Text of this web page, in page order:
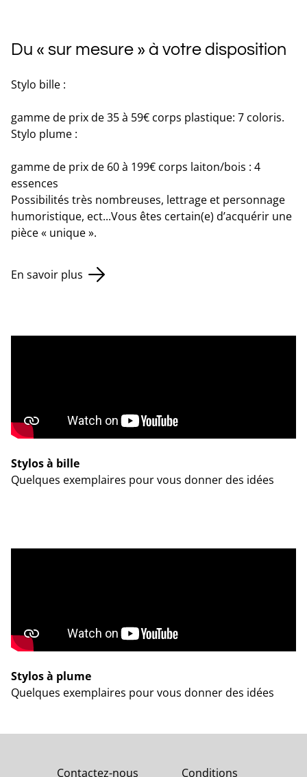
Du « sur mesure » à votre disposition
Stylo bille :
gamme de prix de 35 à 59€ corps plastique: 7 coloris.
Stylo plume :
gamme de prix de 60 à 199€ corps laiton/bois : 4
essences
Possibilités très nombreuses, lettrage et personnage
humoristique, ect...Vous êtes certain(e) d’acquérir une
pièce « unique ».
En savoir plus
Stylos à bille
Quelques exemplaires pour vous donner des idées
Stylos à plume
Quelques exemplaires pour vous donner des idées
Contactez-nous Conditions